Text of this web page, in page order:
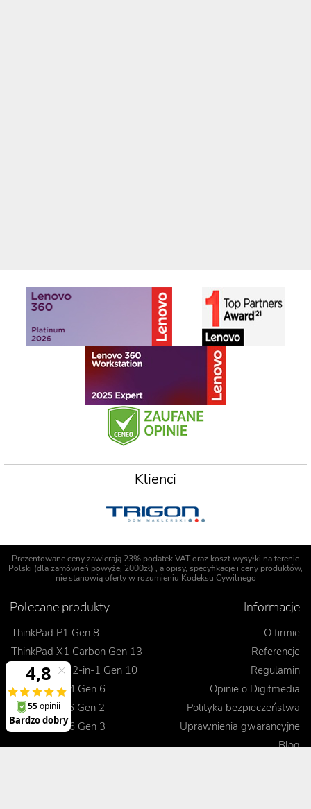
Klienci
Prezentowane ceny zawierają 23% podatek VAT oraz koszt wysyłki na terenie
Polski (dla zamówień powyżej 2000zł) , a opisy, specyfikacje i ceny produktów,
nie stanowią oferty w rozumieniu Kodeksu Cywilnego
Polecane produkty
ThinkPad P1 Gen 8
ThinkPad X1 Carbon Gen 13
ThinkPad X1 2-in-1 Gen 10
ThinkPad T14 Gen 6
ThinkPad L16 Gen 2
ThinkPad E16 Gen 3
Informacje
O firmie
Referencje
Regulamin
Opinie o Digitmedia
Polityka bezpieczeństwa
Uprawnienia gwarancyjne
Blog